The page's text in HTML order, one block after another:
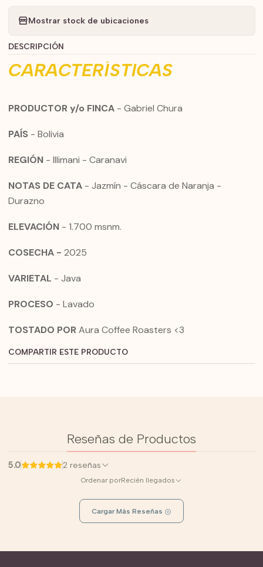
Mostrar stock de ubicaciones
DESCRIPCIÓN
CARACTERÍSTICAS
PRODUCTOR y/o FINCA - Gabriel Chura
PAÍS - Bolivia
REGIÓN - Illimani - Caranavi
NOTAS DE CATA- Jazmín - Cáscara de Naranja -
Durazno
ELEVACIÓN - 1.700 msnm.
COSECHA - 2025
VARIETAL - Java
PROCESO - Lavado
TOSTADO POR Aura Coffee Roasters <3
COMPARTIR ESTE PRODUCTO
Reseñas de Productos
5.0 2 reseñas
Ordenar porRecién llegados
Cargar Más Reseñas